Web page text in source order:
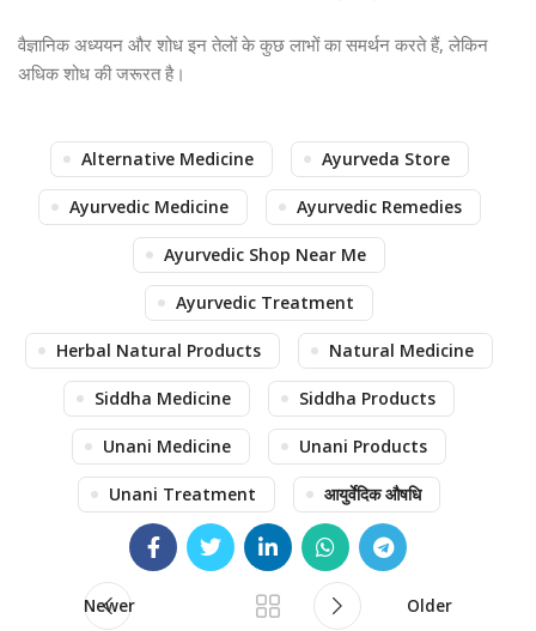
वैज्ञानिक अध्ययन और शोध इन तेलों के कुछ लाभों का समर्थन करते हैं, लेकिन
अधिक शोध की जरूरत है।
Alternative Medicine Ayurveda Store
Ayurvedic Medicine Ayurvedic Remedies
Ayurvedic Shop Near Me
Ayurvedic Treatment
Herbal Natural Products Natural Medicine
Siddha Medicine Siddha Products
Unani Medicine Unani Products
Unani Treatment आयुर्वेदिक औषधि
Newer Older